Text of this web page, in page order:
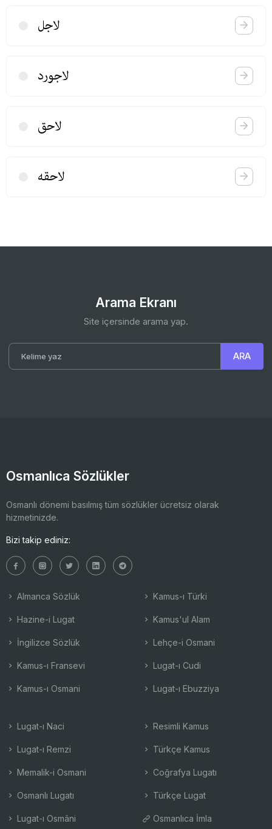
لاجل
لاجورد
لاحق
لاحقه
Arama Ekranı
Site içersinde arama yap.
Osmanlıca Sözlükler
Osmanlı dönemi basılmış tüm sözlükler ücretsiz olarak
hizmetinizde.
Bizi takip ediniz:
Almanca Sözlük
Hazine-i Lugat
İngilizce Sözlük
Kamus-ı Fransevi
Kamus-ı Osmani
Kamus-ı Türki
Kamus'ul Alam
Lehçe-i Osmani
Lugat-ı Cudi
Lugat-ı Ebuzziya
Lugat-ı Naci
Lugat-ı Remzi
Memalik-i Osmani
Osmanlı Lugatı
Lugat-ı Osmâni
Resimli Kamus
Türkçe Kamus
Coğrafya Lugatı
Türkçe Lugat
Osmanlıca İmla